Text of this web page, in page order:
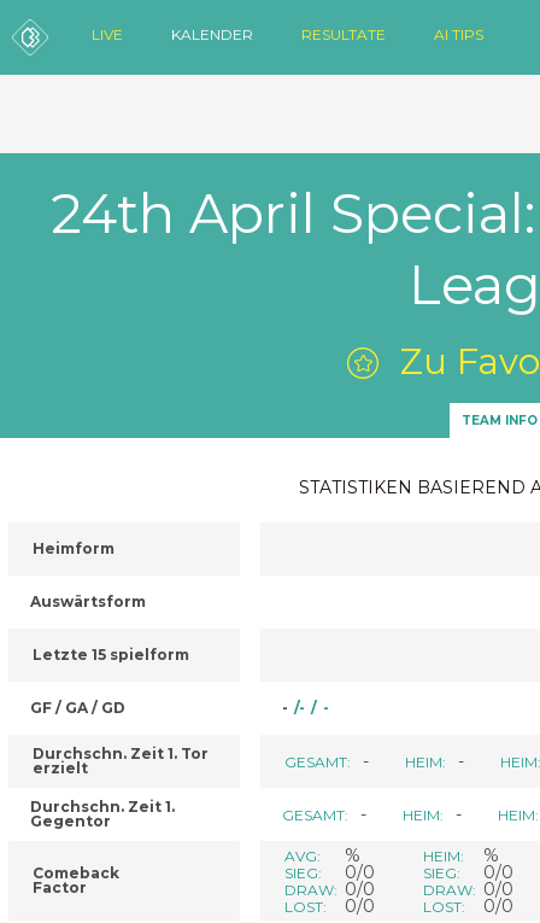
LIVE KALENDER RESULTATE AI TIPS
24th April
Zu
TEAM INFO
STATISTIKEN BASIEREND
Heimform
Auswärtsform
Letzte 15 spielform
GF / GA / GD
Durchschn. Zeit 1. Tor
erzielt
Durchschn. Zeit 1.
Gegentor
Comeback
Factor
- /- / -
GESAMT: - HEIM: - HEIM:
GESAMT: - HEIM: - HEIM:
AVG: %
SIEG: 0/0
DRAW: 0/0
LOST: 0/0
HEIM: %
SIEG: 0/0
DRAW: 0/0
LOST: 0/0